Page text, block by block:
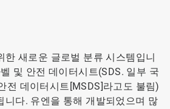
한 새로운 글로벌 분류 시스템입니
및 안전 데이터시트(SDS. 일부 국
전 데이터시트[MSDS]라고도 불림)
니다. 유엔을 통해 개발되었으며 많